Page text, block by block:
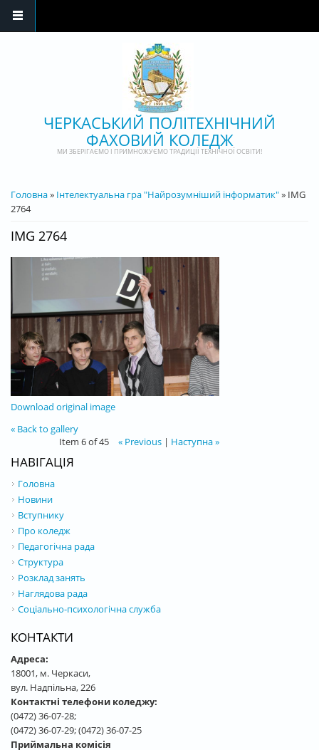
ЧЕРКАСЬКИЙ ПОЛІТЕХНІЧНИЙ
ФАХОВИЙ КОЛЕДЖ
МИ ЗБЕРІГАЄМО І ПРИМНОЖУЄМО ТРАДИЦІЇ ТЕХНІЧНОЇ ОСВІТИ!
ВИ Є ТУТ
Головна» Інтелектуальна гра "Найрозумніший інформатик"» IMG
2764
IMG 2764
Download original image
« Back to gallery
Item 6 of 45
« Previous| Наступна »
НАВІГАЦІЯ
Головна
Новини
Вступнику
Про коледж
Педагогічна рада
Структура
Розклад занять
Наглядова рада
Соціально-психологічна служба
КОНТАКТИ
Адреса:
18001, м. Черкаси,
вул. Надпільна, 226
Контактні телефони коледжу:
(0472) 36-07-28;
(0472) 36-07-29; (0472) 36-07-25
Приймальна комісія